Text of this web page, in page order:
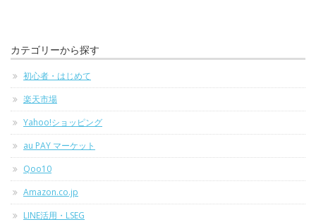
カテゴリーから探す
初心者・はじめて
楽天市場
Yahoo!ショッピング
au PAY マーケット
Qoo10
Amazon.co.jp
LINE活用・LSEG